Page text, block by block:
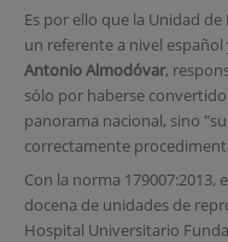
Es por ello que la Unidad
un referente a nivel
Antonio Almodóvar,
sólo por haberse
panorama nacional, sino
correctamente
Con la norma 179007:2013,
docena de unidades de
Hospital Universitario